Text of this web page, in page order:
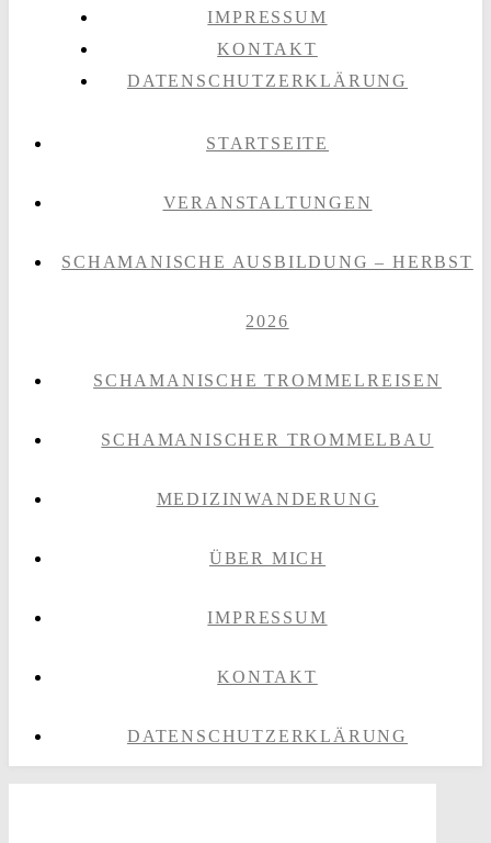
IMPRESSUM
KONTAKT
DATENSCHUTZERKLÄRUNG
STARTSEITE
VERANSTALTUNGEN
SCHAMANISCHE AUSBILDUNG – HERBST
2026
SCHAMANISCHE TROMMELREISEN
SCHAMANISCHER TROMMELBAU
MEDIZINWANDERUNG
ÜBER MICH
IMPRESSUM
KONTAKT
DATENSCHUTZERKLÄRUNG